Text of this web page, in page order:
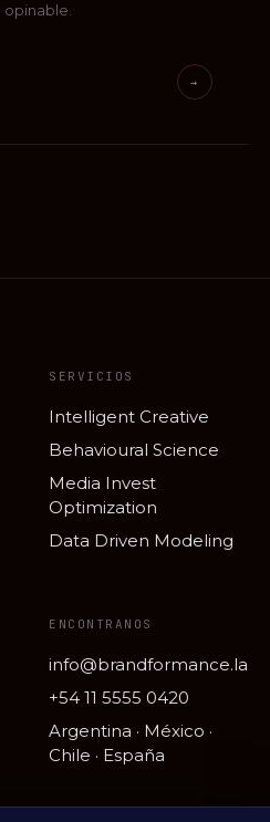
→
SERVICIOS
Intelligent Creative
Behavioural Science
Media Invest
Optimization
Data Driven Modeling
ENCONTRANOS
info@brandformance.la
+54 11 5555 0420
Argentina · México ·
Chile · España